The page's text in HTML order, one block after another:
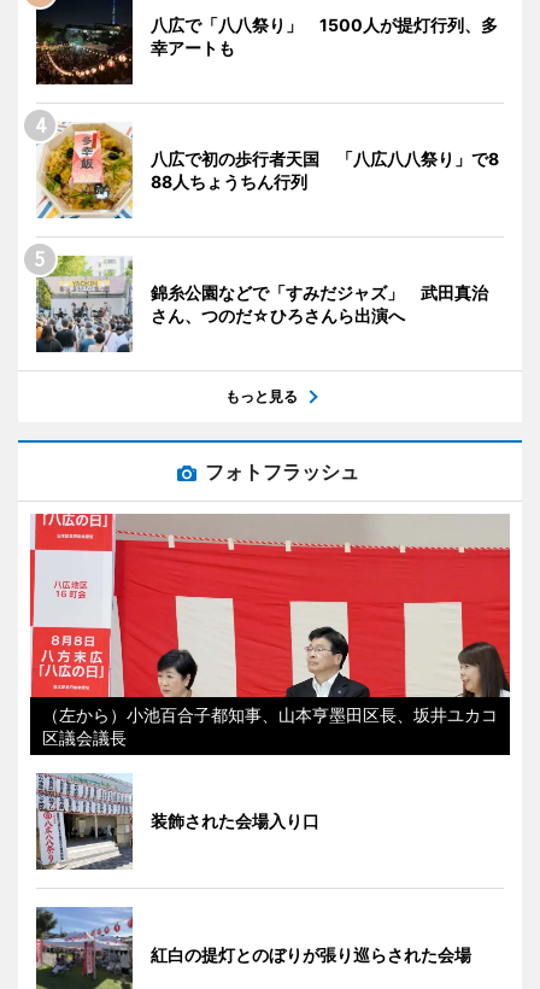
八広で「八八祭り」 1500人が提灯行列、多
幸アートも
八広で初の歩行者天国 「八広八八祭り」で8
88人ちょうちん行列
錦糸公園などで「すみだジャズ」 武田真治
さん、つのだ☆ひろさんら出演へ
もっと見る
フォトフラッシュ
（左から）小池百合子都知事、山本亨墨田区長、坂井ユカコ
区議会議長
装飾された会場入り口
紅白の提灯とのぼりが張り巡らされた会場